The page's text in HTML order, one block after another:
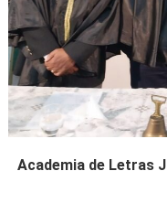
Academia de Letras